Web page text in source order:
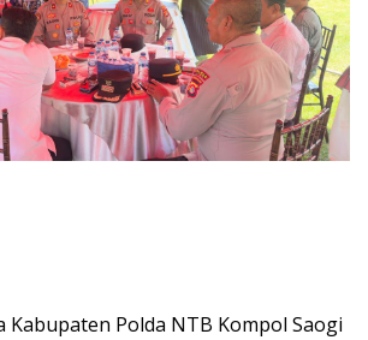
Kabupaten Polda NTB Kompol Saogi